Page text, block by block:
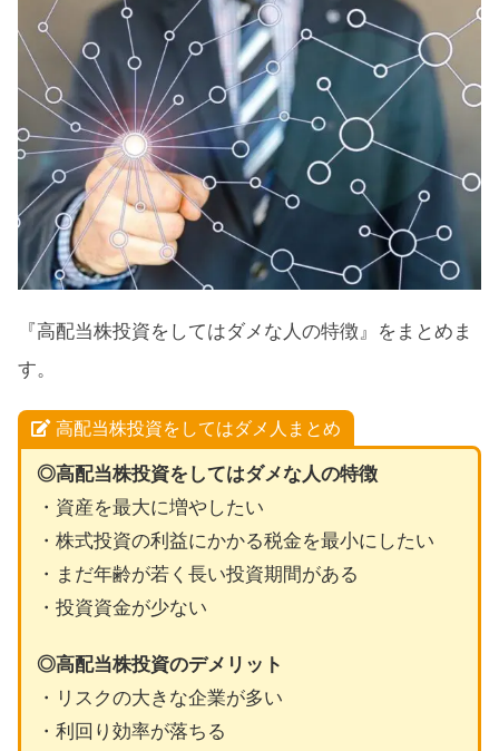
『高配当株投資をしてはダメな人の特徴』をまとめま
す。
高配当株投資をしてはダメ人まとめ
◎高配当株投資をしてはダメな人の特徴
・資産を最大に増やしたい
・株式投資の利益にかかる税金を最小にしたい
・まだ年齢が若く長い投資期間がある
・投資資金が少ない
◎高配当株投資のデメリット
・リスクの大きな企業が多い
・利回り効率が落ちる